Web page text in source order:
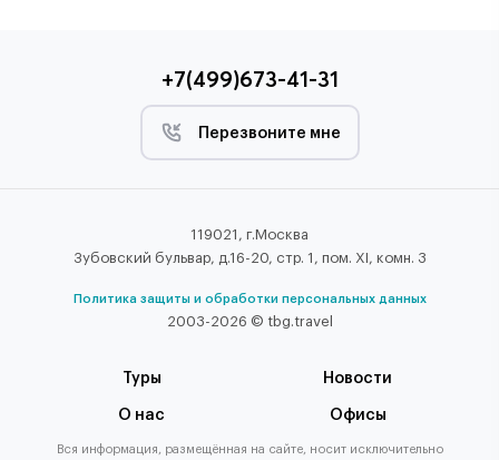
+7(499)673-41-31
Перезвоните мне
119021, г.Москва
Зубовский бульвар, д.16-20, стр. 1, пом. XI, комн. 3
Политика защиты и обработки персональных данных
2003-2026 © tbg.travel
Туры Новости
О нас Офисы
Вся информация, размещённая на сайте, носит исключительно